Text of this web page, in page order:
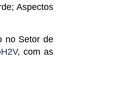
Aspectos
no Setor de
, com as